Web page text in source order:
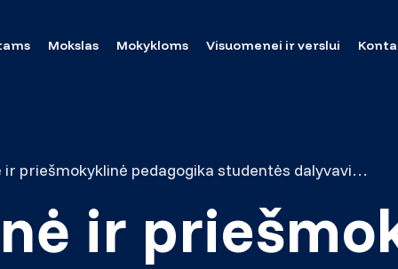
Mokslas Mokykloms Visuomenei ir verslui
Ikimokyklinė ir priešmokyklinė pedagogika studentės dalyvavimas BIP projekte Čekijoje
ir